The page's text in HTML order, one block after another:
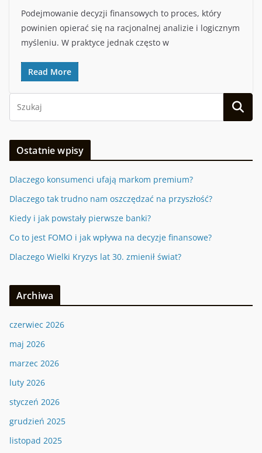
Podejmowanie decyzji finansowych to proces, który
powinien opierać się na racjonalnej analizie i logicznym
myśleniu. W praktyce jednak często w
Read More
Ostatnie wpisy
Dlaczego konsumenci ufają markom premium?
Dlaczego tak trudno nam oszczędzać na przyszłość?
Kiedy i jak powstały pierwsze banki?
Co to jest FOMO i jak wpływa na decyzje finansowe?
Dlaczego Wielki Kryzys lat 30. zmienił świat?
Archiwa
czerwiec 2026
maj 2026
marzec 2026
luty 2026
styczeń 2026
grudzień 2025
listopad 2025